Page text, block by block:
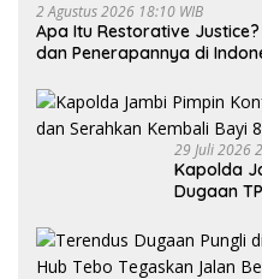
2 Agustus 2026 18:10 WIB
Apa Itu Restorative
dan Penerapannya di
29 Juli 2026
Kapolda
Dugaan